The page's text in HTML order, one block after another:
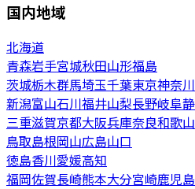
国内地域
北海道
青森岩手宮城秋田山形福島
茨城栃木群馬埼玉千葉東京神奈川
新潟富山石川福井山梨長野岐阜
三重滋賀京都大阪兵庫奈良和歌山
鳥取島根岡山広島山口
徳島香川愛媛高知
福岡佐賀長崎熊本大分宮崎鹿児島